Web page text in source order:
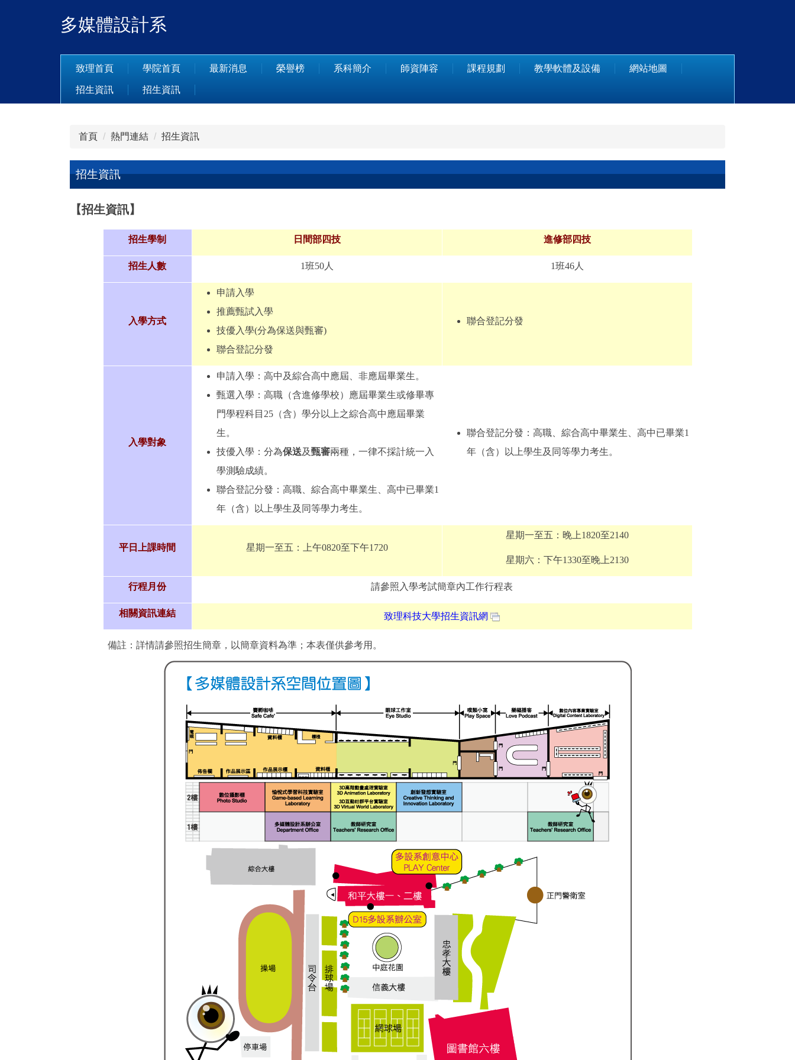
多媒體設計系
致理首頁 學院首頁 最新消息 榮譽榜 系科簡介 師資陣容 課程規劃 教學軟體及設備 網站地圖
招生資訊 招生資訊
首頁 熱門連結 招生資訊
招生資訊
【招生資訊】
招生學制 日間部四技 進修部四技
招生人數 1班50人 1班46人
入學方式
申請入學
推薦甄試入學
技優入學(分為保送與甄審)
聯合登記分發
聯合登記分發
入學對象
申請入學：高中及綜合高中應屆、非應屆畢業生。
甄選入學：高職（含進修學校）應屆畢業生或修畢專
門學程科目25（含）學分以上之綜合高中應屆畢業
生。
技優入學：分為保送及甄審兩種，一律不採計統一入
學測驗成績。
聯合登記分發：高職、綜合高中畢業生、高中已畢業1
年（含）以上學生及同等學力考生。
聯合登記分發：高職、綜合高中畢業生、高中已畢業1
年（含）以上學生及同等學力考生。
平日上課時間 星期一至五：上午0820至下午1720
星期一至五：晚上1820至2140
星期六：下午1330至晚上2130
行程月份 請參照入學考試簡章內工作行程表
相關資訊連結 致理科技大學招生資訊網
備註：詳情請參照招生簡章，以簡章資料為準；本表僅供參考用。